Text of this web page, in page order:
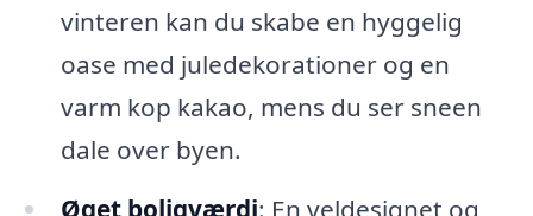
vinteren kan du skabe en hyggelig
oase med juledekorationer og en
varm kop kakao, mens du ser sneen
dale over byen.
Øget boligværdi: En veldesignet og